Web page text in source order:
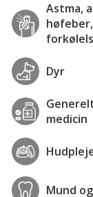
Astma,
høfeber,
Dyr
medicin
Mund